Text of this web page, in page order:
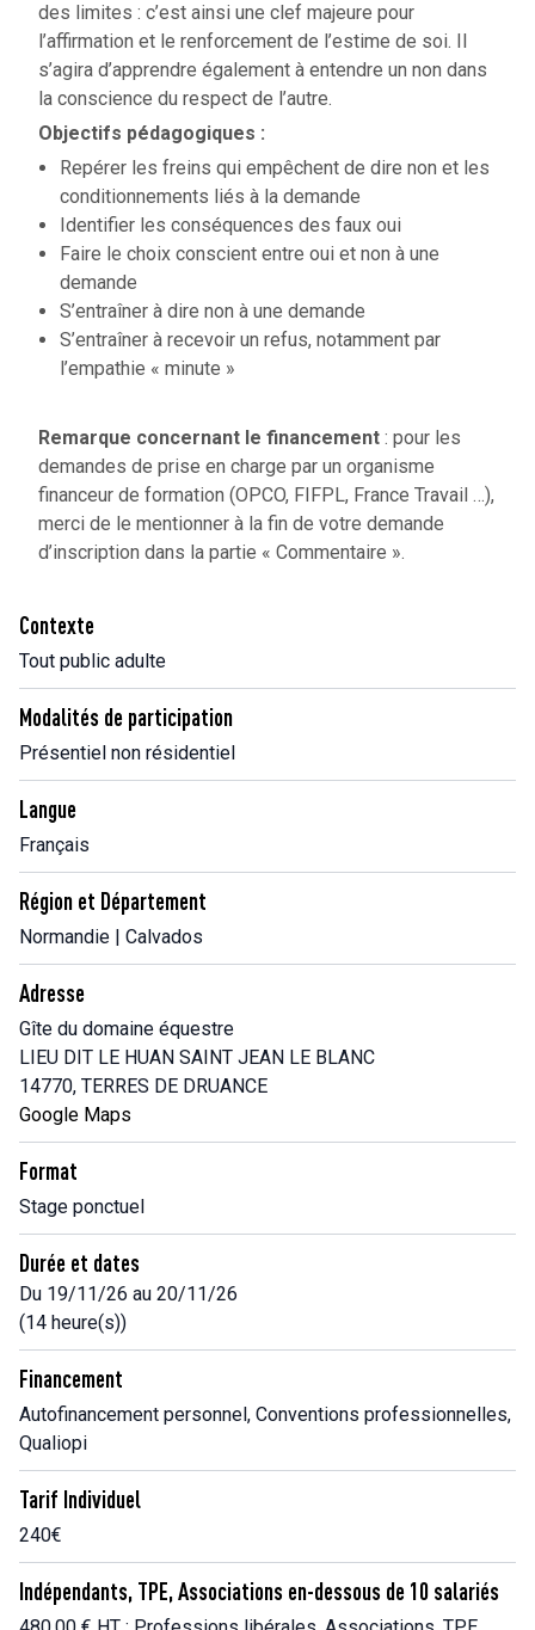
Contexte
Tout public adulte
Modalités de participation
Présentiel non résidentiel
Langue
Français
Région et Département
Normandie | Calvados
Adresse
Gîte du domaine équestre
LIEU DIT LE HUAN SAINT JEAN LE BLANC
14770, TERRES DE DRUANCE
Google Maps
Format
Stage ponctuel
Durée et dates
Du 19/11/26 au 20/11/26
(14 heure(s))
Financement
Autofinancement personnel, Conventions professionnelles,
Qualiopi
Tarif Individuel
240€
Indépendants, TPE, Associations en-dessous de 10 salariés
des limites : c’est ainsi une clef majeure pour
l’affirmation et le renforcement de l’estime de soi. Il
s’agira d’apprendre également à entendre un non dans
la conscience du respect de l’autre.
Objectifs pédagogiques :
Repérer les freins qui empêchent de dire non et les
conditionnements liés à la demande
Identifier les conséquences des faux oui
Faire le choix conscient entre oui et non à une
demande
S’entraîner à dire non à une demande
S’entraîner à recevoir un refus, notamment par
l’empathie « minute »
Remarque concernant le financement : pour les
demandes de prise en charge par un organisme
financeur de formation (OPCO, FIFPL, France Travail …),
merci de le mentionner à la fin de votre demande
d’inscription dans la partie « Commentaire ».